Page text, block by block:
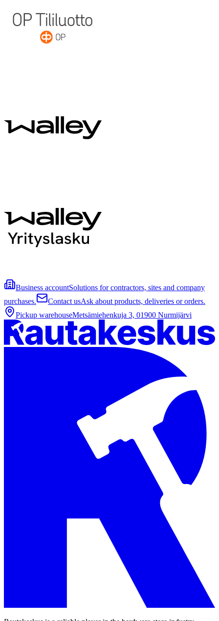
Business accountSolutions for contractors, sites and company
purchases.
Contact usAsk about products, deliveries or orders.
Pickup warehouseMetsämiehenkuja 3, 01900 Nurmijärvi